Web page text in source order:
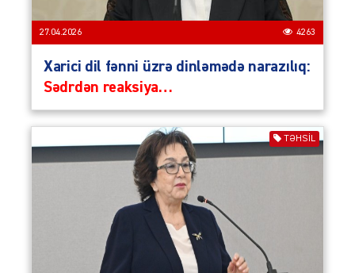
27.04.2026 4263
Xarici dil fənni üzrə dinləmədə narazılıq:
Sədrdən reaksiya…
TƏHSIL